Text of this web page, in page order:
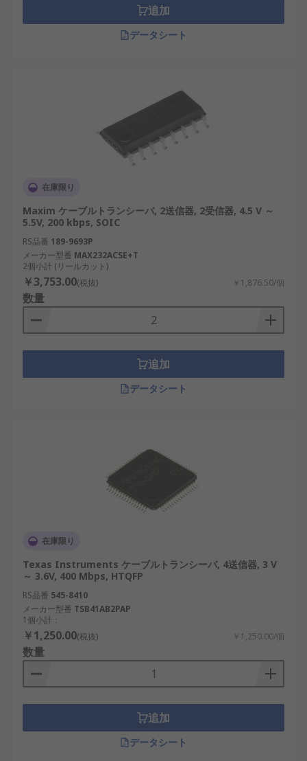
追加
データシート
在庫限り
Maxim ケーブルトランシーバ, 2送信器, 2受信器, 4.5 V ～
5.5V, 200 kbps, SOIC
RS品番 189-9693P
メーカー型番 MAX232ACSE+T
2個小計 (リールカット)
￥3,753.00(税抜) ￥1,876.50/個
数量
追加
データシート
在庫限り
Texas Instruments ケーブルトランシーバ, 4送信器, 3 V
～ 3.6V, 400 Mbps, HTQFP
RS品番 545-8410
メーカー型番 TSB41AB2PAP
1個小計：
￥1,250.00(税抜) ￥1,250.00/個
数量
追加
データシート